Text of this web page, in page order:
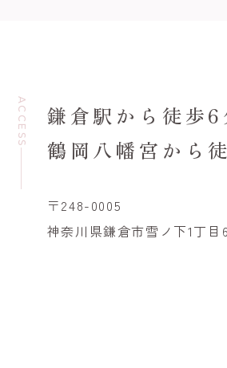
ACCESS
鎌倉駅から徒歩6
鶴岡八幡宮から
〒248-0005
神奈川県鎌倉市雪ノ下1丁目